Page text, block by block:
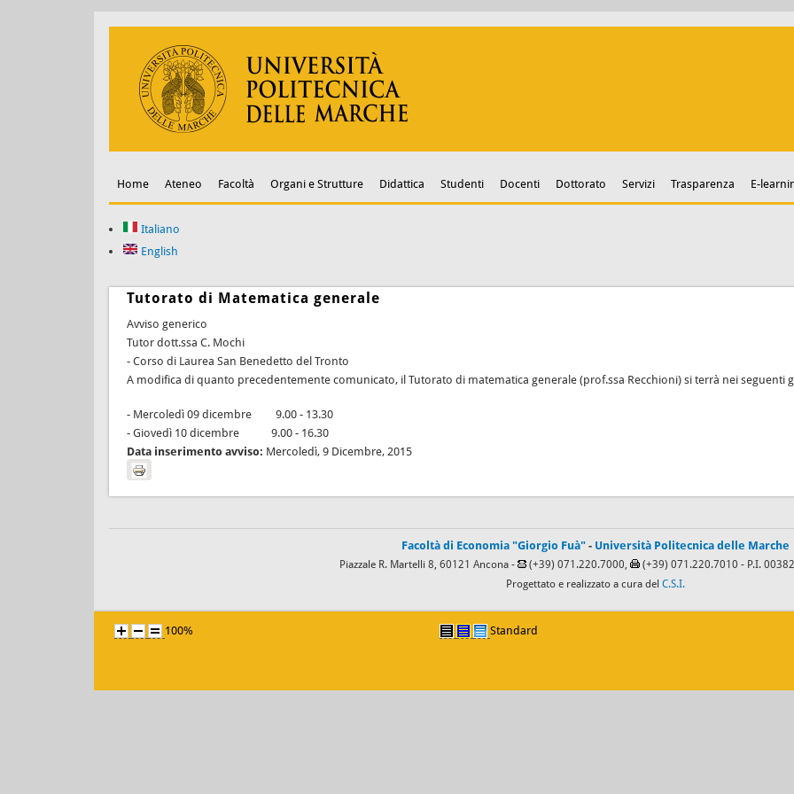
Home Ateneo Facoltà Organi e Strutture Didattica Studenti Docenti Dottorato Servizi Trasparenza E-
Italiano
English
Tutorato di Matematica generale
Avviso generico
Tutor dott.ssa C. Mochi
- Corso di Laurea San Benedetto del Tronto
A modifica di quanto precedentemente comunicato, il Tutorato di matematica generale (prof.ssa Recchioni) si terrà nei seguenti
- Mercoledì 09 dicembre 9.00 - 13.30
- Giovedì 10 dicembre 9.00 - 16.30
Data inserimento avviso: Mercoledì, 9 Dicembre, 2015
Facoltà di Economia "Giorgio Fuà" - Università Politecnica delle Marche
Piazzale R. Martelli 8, 60121 Ancona - (+39) 071.220.7000, (+39) 071.220.7010 - P.I.
Progettato e realizzato a cura del C.S.I.
100% Standard